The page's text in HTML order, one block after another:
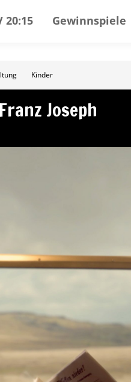
20:15 Gewinnspiele
Kinder
Joseph